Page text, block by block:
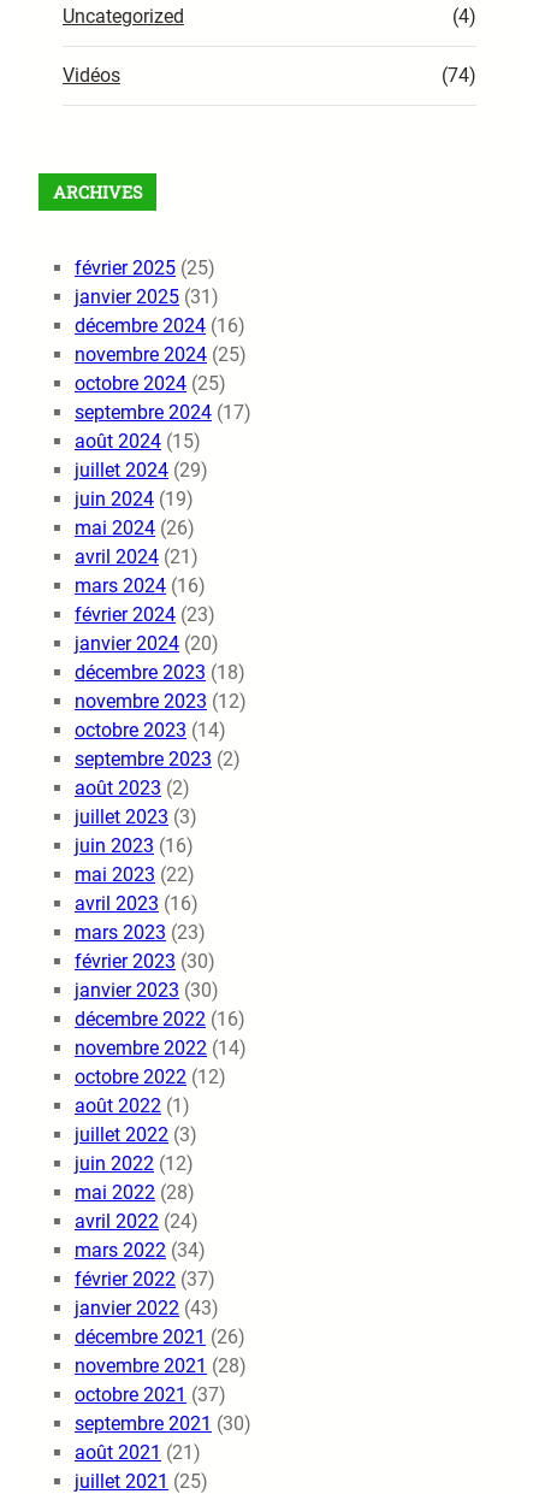
Uncategorized (4)
Vidéos (74)
ARCHIVES
février 2025 (25)
janvier 2025 (31)
décembre 2024 (16)
novembre 2024 (25)
octobre 2024 (25)
septembre 2024 (17)
août 2024 (15)
juillet 2024 (29)
juin 2024 (19)
mai 2024 (26)
avril 2024 (21)
mars 2024 (16)
février 2024 (23)
janvier 2024 (20)
décembre 2023 (18)
novembre 2023 (12)
octobre 2023 (14)
septembre 2023 (2)
août 2023 (2)
juillet 2023 (3)
juin 2023 (16)
mai 2023 (22)
avril 2023 (16)
mars 2023 (23)
février 2023 (30)
janvier 2023 (30)
décembre 2022 (16)
novembre 2022 (14)
octobre 2022 (12)
août 2022 (1)
juillet 2022 (3)
juin 2022 (12)
mai 2022 (28)
avril 2022 (24)
mars 2022 (34)
février 2022 (37)
janvier 2022 (43)
décembre 2021 (26)
novembre 2021 (28)
octobre 2021 (37)
septembre 2021 (30)
août 2021 (21)
juillet 2021 (25)